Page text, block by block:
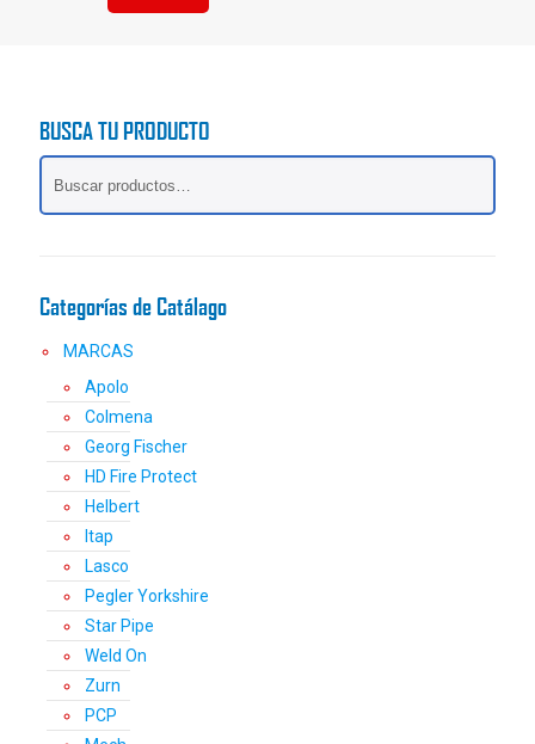
Las
opciones
página
producto
BUSCA TU PRODUCTO
Categorías de Catálago
MARCAS
Apolo
Colmena
Georg Fischer
HD Fire Protect
Helbert
Itap
Lasco
Pegler Yorkshire
Star Pipe
Weld On
Zurn
PCP